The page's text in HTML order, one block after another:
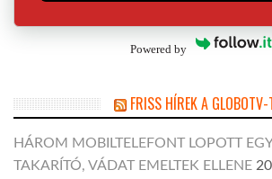
Powered by
FRISS HÍREK A GLOBOTV-
HÁROM MOBILTELEFONT LOPOTT
TAKARÍTÓ, VÁDAT EMELTEK ELLENE